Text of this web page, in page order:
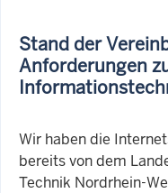
Stand der
Anforderungen
Wir haben die
bereits von dem
Technik Nordrhein-